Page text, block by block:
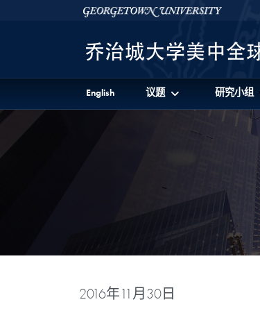
Skip to 美中全球议题对话项目 Full Site Menu
Skip to main contentGeorgetown University
English 议题 研究小组
2016年11月30日